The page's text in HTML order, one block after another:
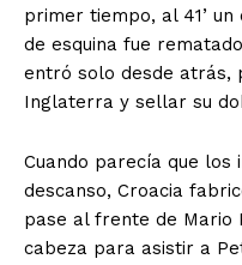
primer tiempo, al 41’
de esquina fue
entró solo desde atrás,
Inglaterra y sellar su
Cuando parecía que los
descanso, Croacia
pase al frente de Mario
cabeza para asistir a